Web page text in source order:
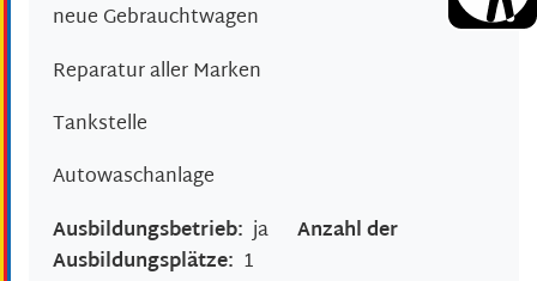
neue Gebrauchtwagen
Reparatur aller Marken
Tankstelle
Autowaschanlage
Ausbildungsbetrieb:ja Anzahl der
Ausbildungsplätze: 1